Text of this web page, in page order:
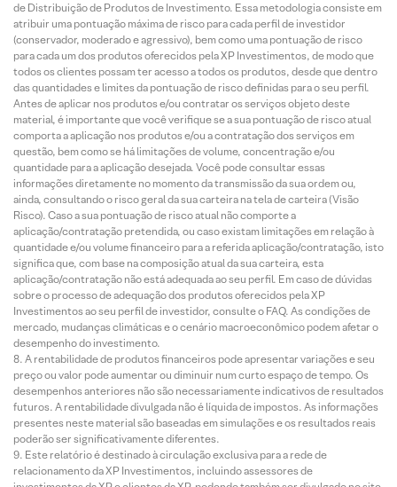
de Distribuição de Produtos de Investimento. Essa metodologia consiste em
atribuir uma pontuação máxima de risco para cada perfil de investidor
(conservador, moderado e agressivo), bem como uma pontuação de risco
para cada um dos produtos oferecidos pela XP Investimentos, de modo que
todos os clientes possam ter acesso a todos os produtos, desde que dentro
das quantidades e limites da pontuação de risco definidas para o seu perfil.
Antes de aplicar nos produtos e/ou contratar os serviços objeto deste
material, é importante que você verifique se a sua pontuação de risco atual
comporta a aplicação nos produtos e/ou a contratação dos serviços em
questão, bem como se há limitações de volume, concentração e/ou
quantidade para a aplicação desejada. Você pode consultar essas
informações diretamente no momento da transmissão da sua ordem ou,
ainda, consultando o risco geral da sua carteira na tela de carteira (Visão
Risco). Caso a sua pontuação de risco atual não comporte a
aplicação/contratação pretendida, ou caso existam limitações em relação à
quantidade e/ou volume financeiro para a referida aplicação/contratação, isto
significa que, com base na composição atual da sua carteira, esta
aplicação/contratação não está adequada ao seu perfil. Em caso de dúvidas
sobre o processo de adequação dos produtos oferecidos pela XP
Investimentos ao seu perfil de investidor, consulte o FAQ. As condições de
mercado, mudanças climáticas e o cenário macroeconômico podem afetar o
desempenho do investimento.
A rentabilidade de produtos financeiros pode apresentar variações e seu
preço ou valor pode aumentar ou diminuir num curto espaço de tempo. Os
desempenhos anteriores não são necessariamente indicativos de resultados
futuros. A rentabilidade divulgada não é líquida de impostos. As informações
presentes neste material são baseadas em simulações e os resultados reais
poderão ser significativamente diferentes.
Este relatório é destinado à circulação exclusiva para a rede de
relacionamento da XP Investimentos, incluindo assessores de